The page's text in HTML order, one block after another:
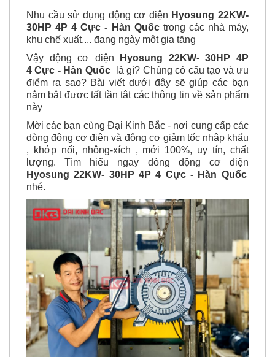
Nhu cầu sử dụng động cơ điện Hyosung 22KW-
30HP 4P 4 Cực - Hàn Quốctrong các nhà máy,
khu chế xuất,... đang ngày một gia tăng
Vậy động cơ điện Hyosung 22KW- 30HP 4P
4 Cực - Hàn Quốclà gì? Chúng có cấu tạo và ưu
điểm ra sao? Bài viết dưới đây sẽ giúp các bạn
nắm bắt được tất tần tật các thông tin về sản phẩm
này
Mời các bạn cùng Đại Kinh Bắc - nơi cung cấp các
dòng động cơ điện và động cơ giảm tốc nhập khẩu
, khớp nối, nhông-xích , mới 100%, uy tín, chất
lượng. Tìm hiểu ngay dòng động cơ điện
Hyosung 22KW- 30HP 4P 4 Cực - Hàn Quốc
nhé.